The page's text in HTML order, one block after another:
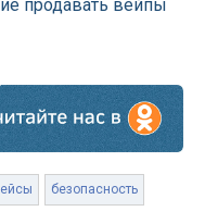
продавать вейпы
безопасность